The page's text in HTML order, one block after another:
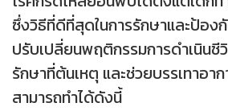
ซึ่งวิธีที่ดีที่สุดในการรักษาและป้อง
ปรับเปลี่ยนพฤติกรรมการดำเนินชี
รักษาที่ต้นเหตุ และช่วยบรรเทาอา
สามารถทำได้ดังนี้